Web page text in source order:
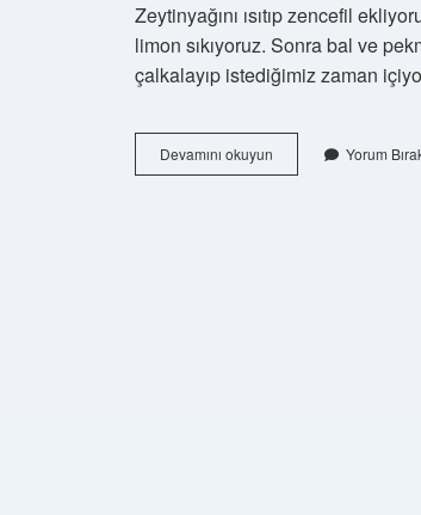
Zeytinyağını ısıtıp zencefil
limon sıkıyoruz. Sonra bal ve
çalkalayıp istediğimiz zaman
Devamını okuyun
Turptan
Yorum